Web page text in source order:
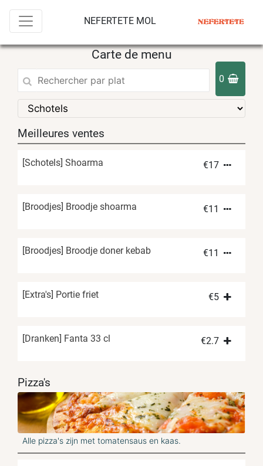
NEFERTETE MOL
Carte de menu
0
Meilleures ventes
[Schotels] Shoarma €17
[Broodjes] Broodje shoarma €11
[Broodjes] Broodje doner kebab €11
[Extra's] Portie friet €5
[Dranken] Fanta 33 cl €2.7
Pizza's
Alle pizza's zijn met tomatensaus en kaas.